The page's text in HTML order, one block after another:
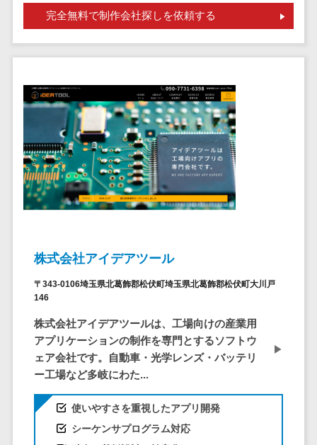
メールセキュリティ>
委託先管理サービス> WAF>
URLフィルタリング>
エンドポイントセキュリティ
（EDR）>
CASB> ファイル暗号化>
業務標準化ツール>
FAX配信システム>
FAX受信サービス>
帳票配信サービス>
BPMツール>
ChatGPTサービス>
ーCRM
自動音声応答
システム(IVR)
答
コールセンタ
ー音声認識
カスタマーサ
クセスツール
ITサービスマネ
ジメントツール
遠隔サポート
コールセンタ
通話録音・解
析システム
チャットボッ
ト
FAQシステム
コミュニケー
完全無料で制作会社探しを依頼する
株式会社アイデアツール
〒343-0106埼玉県北葛飾郡松伏町埼玉県北葛飾郡松伏町大川戸
146
株式会社アイデアツールは、工場向けの産業用
アプリケーションの制作を専門とするソフトウ
ェア会社です。自動車・光学レンズ・バッテリ
ー工場など多岐にわた...
使いやすさを重視したアプリ開発
シーケンサプログラム対応